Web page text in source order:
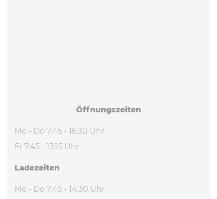
Öff­nungs­zei­ten
Mo - Do 7:45 - 16:30 Uhr
Fr 7:45 - 13:15 Uhr
La­de­zei­ten
Mo - Do 7:45 - 14:30 Uhr